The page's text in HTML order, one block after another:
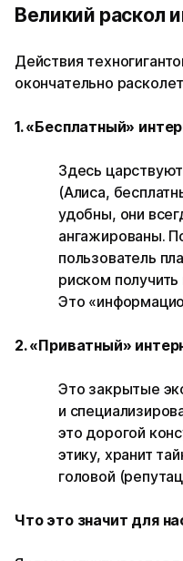
Великий раскол
Действия
окончательно
1. «Бесплатный»
Здесь
(Алиса,
удобны, они
ангажированы.
пользователь
риском
Это
2. «Приватный»
Это закрытые
и
это дорогой
этику, хранит
головой
Что это значит для